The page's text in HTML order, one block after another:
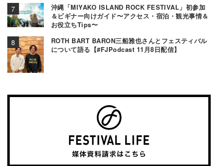
沖縄「MIYAKO ISLAND ROCK FESTIVAL」初参加
＆ビギナー向けガイド〜アクセス・宿泊・観光事情＆
お役立ちTips〜
ROTH BART BARON三船雅也さんとフェスティバル
について語る【#FJPodcast 11月8日配信】